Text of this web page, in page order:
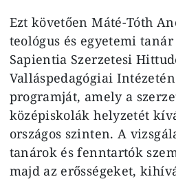
Ezt követően Máté-Tóth
teológus és egyetemi
Sapientia Szerzetesi
Valláspedagógiai
programját, amely a
középiskolák helyzetét
országos szinten. A
tanárok és fenntartók
majd az erősségeket,